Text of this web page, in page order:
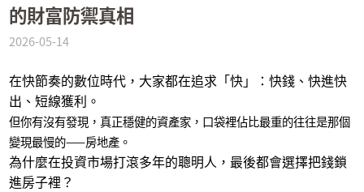
區域分析
時事
的財富防禦真相
2026-05-14
在快節奏的數位時代，大家都在追求「快」：快錢、快進快
出、短線獲利。
但你有沒有發現，真正穩健的資產家，口袋裡佔比最重的往往是那個
變現最慢的——房地產。
為什麼在投資市場打滾多年的聰明人，最後都會選擇把錢鎖
進房子裡？